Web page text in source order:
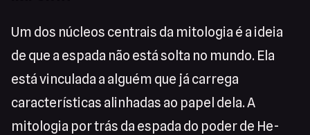
Um dos núcleos centrais da mitologia é a ideia
de que a espada não está solta no mundo. Ela
está vinculada a alguém que já carrega
características alinhadas ao papel dela. A
mitologia por trás da espada do poder de He-